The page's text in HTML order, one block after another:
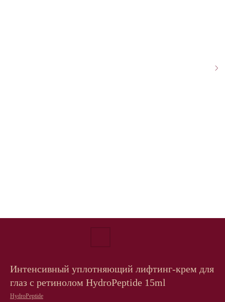
Интенсивный уплотняющий лифтинг-крем для
глаз с ретинолом HydroPeptide 15ml
HydroPeptide